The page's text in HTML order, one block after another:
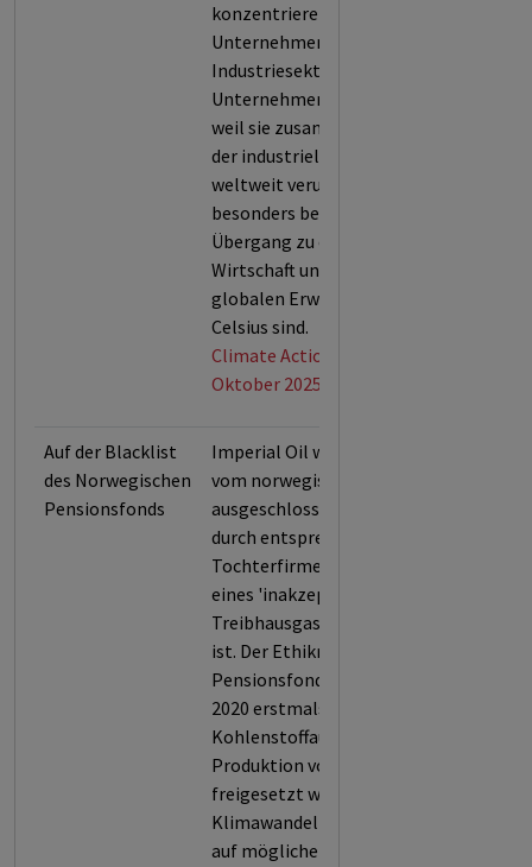
konzentrieren sich auf derzeit 169
Unternehmen aus verschiedenen
Industriesektoren. Die
Unternehmen wurden ausgewählt,
weil sie zusammen mehr als 80%
der industriellen Emissionen
weltweit verursachen und daher
besonders bedeutsam für den
Übergang zu einer emissionsfreien
Wirtschaft und der Begrenzung der
globalen Erwärmung um 1,5 Grad
Celsius sind.
Climate Action 100+ (Stand:
Oktober 2025)
Auf der Blacklist
des Norwegischen
Pensionsfonds
Imperial Oil wurde im Jahr 2020
vom norwegischen Pensionsfonds
ausgeschlossen, da es selbst oder
durch entsprechende
Tochterfirmen, für den Ausstoß
eines 'inakzeptablen Levels an
Treibhausgasen' verantwortlich
ist. Der Ethikrat des norwegischen
Pensionsfonds berücksichtigte
2020 erstmals den
Kohlenstoffausstoß, der bei der
Produktion von Öl und Ölsand
freigesetzt wird und zum
Klimawandel beiträgt. Im Hinblick
auf mögliche gesetzliche